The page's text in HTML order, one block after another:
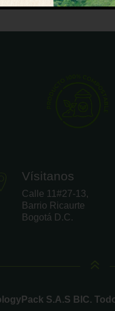
Vísitanos
Calle 11#27-13,
Barrio Ricaurte
Bogotá D.C.
S.A.S BIC.